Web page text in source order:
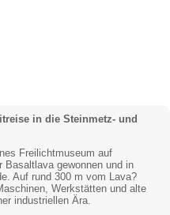
in die Steinmetz- und
Freilichtmuseum auf
Basaltlava gewonnen und in
Auf rund 300 m vom Lava?
Werkstätten und alte
industriellen Ära.